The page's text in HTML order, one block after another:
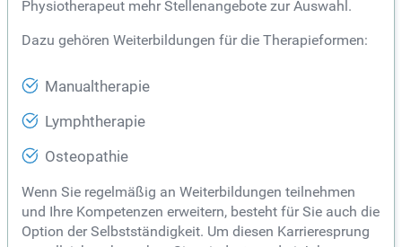
Physiotherapeut mehr Stellenangebote zur Auswahl.
Dazu gehören Weiterbildungen für die Therapieformen:
Manualtherapie
Lymphtherapie
Osteopathie
Wenn Sie regelmäßig an Weiterbildungen teilnehmen
und Ihre Kompetenzen erweitern, besteht für Sie auch die
Option der Selbstständigkeit. Um diesen Karrieresprung